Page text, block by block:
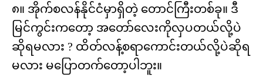
၈။ အိုက်စလန်နိုင်ငံမှာရှိတဲ့ တောင်ကြီးတစ်ခု။ ဒီ
မြင်ကွင်းကတော့ အတော်လေးကိုလှပတယ်လို့ပဲ
ဆိုရမလား ? ထိတ်လန့်စရာကောင်းတယ်လို့ပဲဆိုရ
မလား မပြောတက်တော့ပါဘူး။